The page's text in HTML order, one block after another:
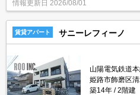
情報更新日 2026/08/01
賃貸アパート サニーレフィーノ
山陽電気鉄道
姫路市飾磨区
築14年
2階建